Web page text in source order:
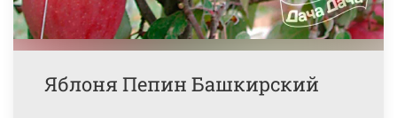
Яблоня Пепин Башкирский